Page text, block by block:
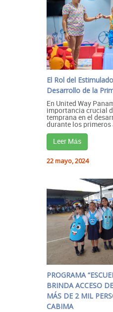
El Rol del
Desarrollo de la
En United Way
importancia crucial
temprana en el
durante los primeros
Leer Más
22 mayo, 2024
PROGRAMA
BRINDA ACCESO
MÁS DE 2 MIL
CABIMA